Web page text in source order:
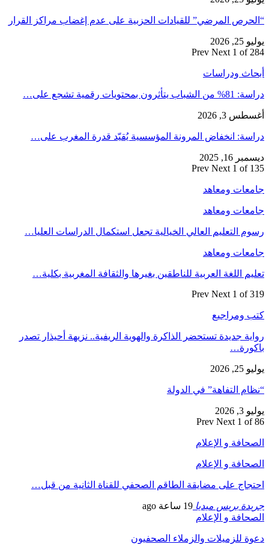
“الحرص المرضي” للقيادات الحزبية على عدم إغضاب مراكز القرار
يوليو 25, 2026
Prev Next 1 of 284
أبحاث ودراسات
دراسة: 81% من الشباب يتأثرون بمحتويات رقمية تشجع على…
أغسطس 3, 2026
دراسة: انخفاض المرونة المؤسسية يُقيّد قدرة المغرب على…
ديسمبر 16, 2025
Prev Next 1 of 135
جامعات ومعاهد
جامعات ومعاهد
رسوم التعليم العالي الخيالية تجعل استكمال الدراسات العليا…
جامعات ومعاهد
تعليم اللغة العربية للناطقين بغيرها والثقافة المغربية بكلية…
Prev Next 1 of 319
كتب ومراجيع
رواية جديدة تستحضر الذاكرة والهوية الريفية.. نزيهة أحيذار تصدر
باكورة…
يوليو 25, 2026
“نظام التفاهة” في الدولة
يوليو 3, 2026
Prev Next 1 of 86
الصحافة و الإعلام
الصحافة و الإعلام
احتجاج على مضايقة الطاقم الصحفي للقناة الثانية من قبل…
جريدة بريس ميديا 19 ساعة ago
الصحافة و الإعلام
دعوة للزميلات والزملاء الصحفيون